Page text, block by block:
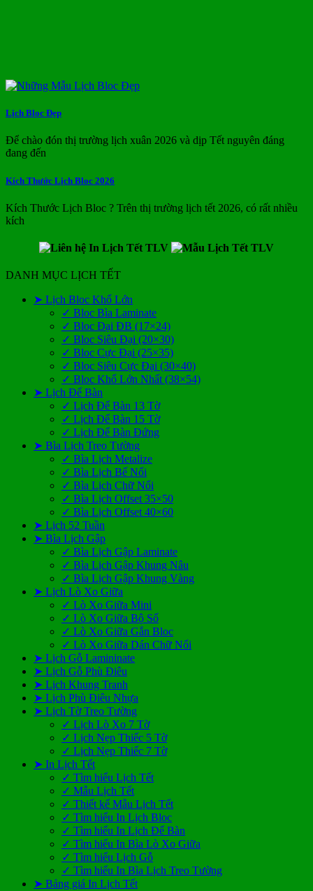
Lịch Bloc Đẹp
Để chào đón thị trường lịch xuân 2026 và dịp Tết nguyên đáng
đang đến
Kích Thước Lịch Bloc 2026
Kích Thước Lịch Bloc ? Trên thị trường lịch tết 2026, có rất nhiều
kích
DANH MỤC LỊCH TẾT
➤ Lịch Bloc Khổ Lớn
✓ Bloc Bìa Laminate
✓ Bloc Đại ĐB (17×24)
✓ Bloc Siêu Đại (20×30)
✓ Bloc Cực Đại (25×35)
✓ Bloc Siêu Cực Đại (30×40)
✓ Bloc Khổ Lớn Nhất (38×54)
➤ Lịch Để Bàn
✓ Lịch Để Bàn 13 Tờ
✓ Lịch Để Bàn 15 Tờ
✓ Lịch Để Bàn Đứng
➤ Bìa Lịch Treo Tường
✓ Bìa Lịch Metalize
✓ Bìa Lịch Bế Nổi
✓ Bìa Lịch Chữ Nổi
✓ Bìa Lịch Offset 35×50
✓ Bìa Lịch Offset 40×60
➤ Lịch 52 Tuần
➤ Bìa Lịch Gập
✓ Bìa Lịch Gập Laminate
✓ Bìa Lịch Gập Khung Nâu
✓ Bìa Lịch Gập Khung Vàng
➤ Lịch Lò Xo Giữa
✓ Lò Xo Giữa Mini
✓ Lò Xo Giữa Bộ Số
✓ Lò Xo Giữa Gắn Bloc
✓ Lò Xo Giữa Dán Chữ Nổi
➤ Lịch Gỗ Lamininate
➤ Lịch Gỗ Phù Điêu
➤ Lịch Khung Tranh
➤ Lịch Phù Điêu Nhựa
➤ Lịch Tờ Treo Tường
✓ Lịch Lò Xo 7 Tờ
✓ Lịch Nẹp Thiếc 5 Tờ
✓ Lịch Nẹp Thiếc 7 Tờ
➤ In Lịch Tết
✓ Tìm hiểu Lịch Tết
✓ Mẫu Lịch Tết
✓ Thiết kế Mẫu Lịch Tết
✓ Tìm hiểu In Lịch Bloc
✓ Tìm hiểu In Lịch Để Bàn
✓ Tìm hiểu In Bìa Lò Xo Giữa
✓ Tìm hiểu Lịch Gỗ
✓ Tìm hiểu In Bìa Lịch Treo Tường
➤ Bảng giá In Lịch Tết